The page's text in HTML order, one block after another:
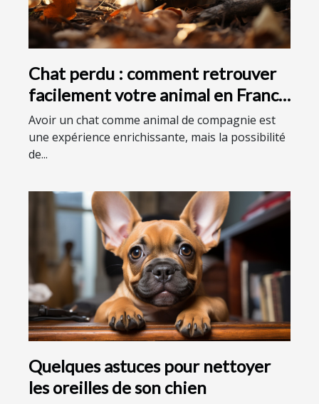
Chat perdu : comment retrouver
facilement votre animal en France
?
Avoir un chat comme animal de compagnie est
une expérience enrichissante, mais la possibilité
de...
Quelques astuces pour nettoyer
les oreilles de son chien